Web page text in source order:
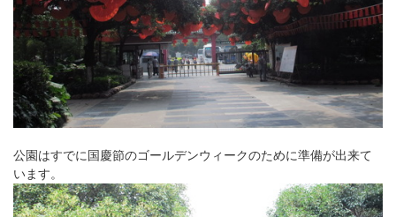
公園はすでに国慶節のゴールデンウィークのために準備が出来て
います。